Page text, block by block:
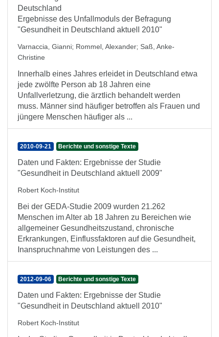
Deutschland
Ergebnisse des Unfallmoduls der Befragung
"Gesundheit in Deutschland aktuell 2010"
Varnaccia, Gianni; Rommel, Alexander; Saß, Anke-
Christine
Innerhalb eines Jahres erleidet in Deutschland etwa
jede zwölfte Person ab 18 Jahren eine
Unfallverletzung, die ärztlich behandelt werden
muss. Männer sind häufiger betroffen als Frauen und
jüngere Menschen häufiger als ...
2010-09-21 Berichte und sonstige Texte
Daten und Fakten: Ergebnisse der Studie
"Gesundheit in Deutschland aktuell 2009"
Robert Koch-Institut
Bei der GEDA-Studie 2009 wurden 21.262
Menschen im Alter ab 18 Jahren zu Bereichen wie
allgemeiner Gesundheitszustand, chronische
Erkrankungen, Einflussfaktoren auf die Gesundheit,
Inanspruchnahme von Leistungen des ...
2012-09-06 Berichte und sonstige Texte
Daten und Fakten: Ergebnisse der Studie
"Gesundheit in Deutschland aktuell 2010"
Robert Koch-Institut